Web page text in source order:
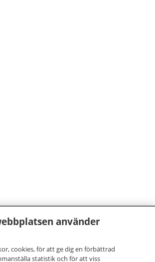
använder
cookies, för att ge dig en förbättrad
statistik och för att viss